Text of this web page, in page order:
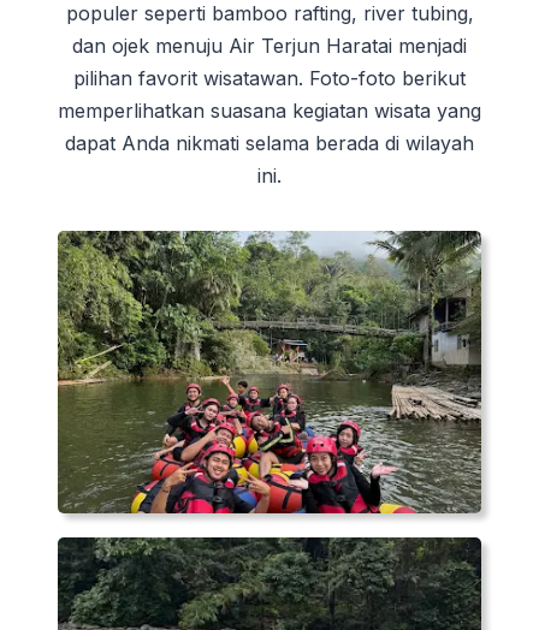
populer seperti bamboo rafting, river tubing,
dan ojek menuju Air Terjun Haratai menjadi
pilihan favorit wisatawan. Foto-foto berikut
memperlihatkan suasana kegiatan wisata yang
dapat Anda nikmati selama berada di wilayah
ini.